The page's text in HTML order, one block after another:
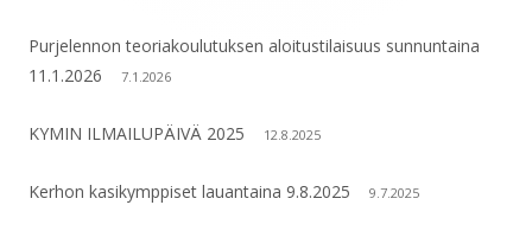
Purjelennon teoriakoulutuksen aloitustilaisuus sunnuntaina
11.1.2026
7.1.2026
KYMIN ILMAILUPÄIVÄ 2025 12.8.2025
Kerhon kasikymppiset lauantaina 9.8.2025 9.7.2025